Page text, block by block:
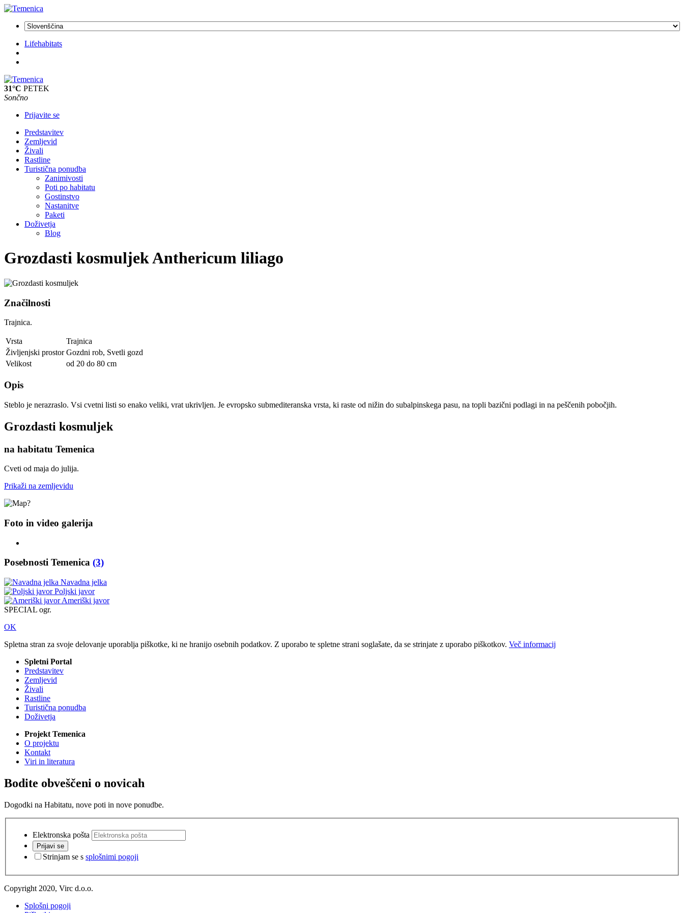
Lifehabitats
31°C PETEK
Sončno
Prijavite se
Predstavitev
Zemljevid
Živali
Rastline
Turistična ponudba
Zanimivosti
Poti po habitatu
Gostinstvo
Nastanitve
Paketi
Doživetja
Blog
Grozdasti kosmuljekAnthericum liliago
Značilnosti
Trajnica.
Vrsta
Trajnica
Življenjski prostor Gozdni rob, Svetli gozd
Velikost
od 20 do 80 cm
Opis
Steblo je nerazraslo. Vsi cvetni listi so enako veliki, vrat ukrivljen. Je evropsko submediteranska vrsta, ki raste od nižin do subalpinskega pasu, na topli bazični podlagi in na peščenih pobočjih.
Grozdasti kosmuljek
na habitatu Temenica
Cveti od maja do julija.
Prikaži na zemljevidu
Foto in video galerija
Posebnosti Temenica (3)
Navadna jelka
Poljski javor
Ameriški javor
SPECIAL ogr.
OK
Spletna stran za svoje delovanje uporablja piškotke, ki ne hranijo osebnih podatkov. Z uporabo te spletne strani soglašate, da se strinjate z uporabo piškotkov. Več informacij
Spletni Portal
Predstavitev
Zemljevid
Živali
Rastline
Turistična ponudba
Doživetja
Projekt Temenica
O projektu
Kontakt
Viri in literatura
Bodite obveščeni o novicah
Dogodki na Habitatu, nove poti in nove ponudbe.
Elektronska pošta
Prijavi se
Strinjam se s splošnimi pogoji
Copyright 2020, Virc d.o.o.
Splošni pogoji